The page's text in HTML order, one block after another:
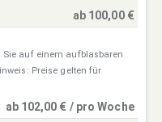
ab 100,00 €
auf einem aufblasbaren
Preise gelten für
ab 102,00 € / pro Woche